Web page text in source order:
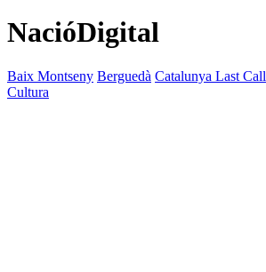
NacióDigital
Baix Montseny Berguedà Catalunya Last Call
Cultura